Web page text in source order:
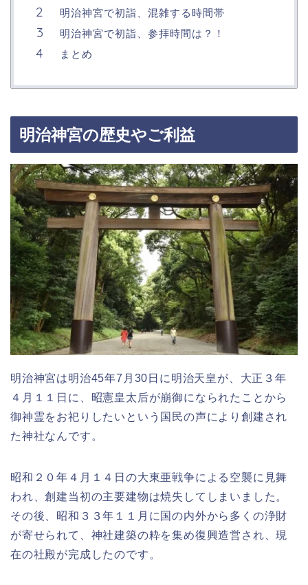
明治神宮で初詣、混雑する時間帯
明治神宮で初詣、参拝時間は？！
まとめ
明治神宮の歴史やご利益
明治神宮は明治45年7月30日に明治天皇が、大正３年
４月１１日に、昭憲皇太后が崩御になられたことから
御神霊をお祀りしたいという国民の声により創建され
た神社なんです。
昭和２０年４月１４日の大東亜戦争による空襲に見舞
われ、創建当初の主要建物は焼失してしまいました。
その後、昭和３３年１１月に国の内外から多くの浄財
が寄せられて、神社建築の粋を集め復興造営され、現
在の社殿が完成したのです。